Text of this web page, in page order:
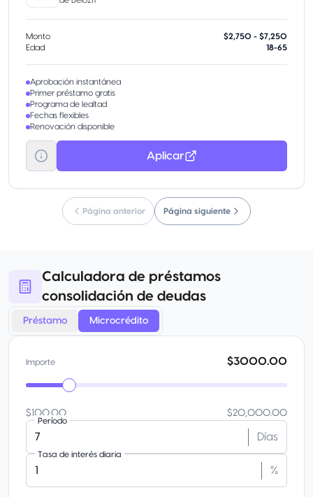
Monto
$2,750 - $7,250
Edad
18-65
Aprobación instantánea
Primer préstamo gratis
Programa de lealtad
Fechas flexibles
Renovación disponible
Aplicar
Página anterior Página siguiente
Calculadora de préstamos
consolidación de deudas
Préstamo Microcrédito
Importe $3000.00
$100.00 $20,000.00
Período
Días
Tasa de interés diaria
%